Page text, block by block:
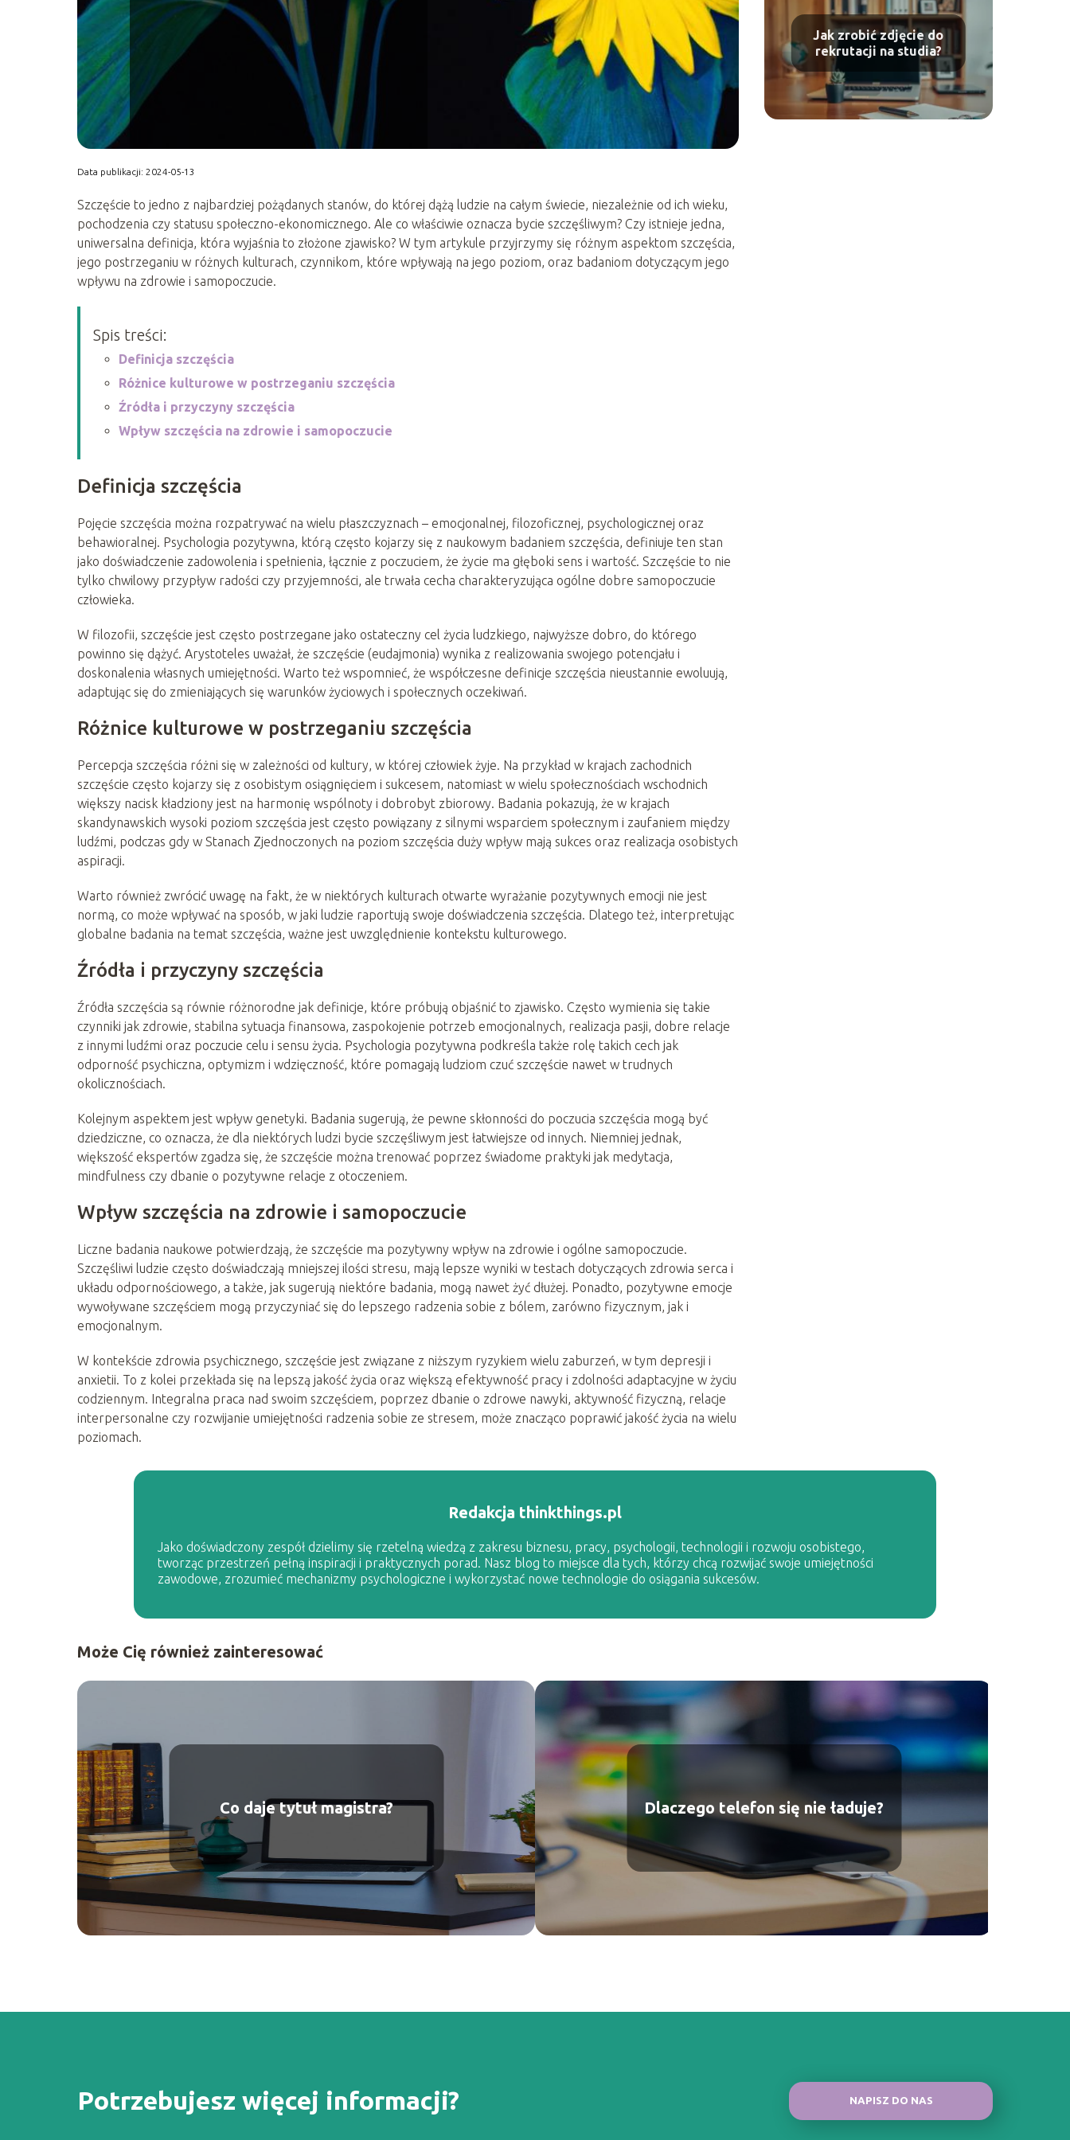
Data publikacji: 2024-05-13
Szczęście to jedno z najbardziej pożądanych stanów, do której dążą ludzie na całym świecie, niezależnie od ich wieku,
pochodzenia czy statusu społeczno-ekonomicznego. Ale co właściwie oznacza bycie szczęśliwym? Czy istnieje jedna,
uniwersalna definicja, która wyjaśnia to złożone zjawisko? W tym artykule przyjrzymy się różnym aspektom szczęścia,
jego postrzeganiu w różnych kulturach, czynnikom, które wpływają na jego poziom, oraz badaniom dotyczącym jego
wpływu na zdrowie i samopoczucie.
Spis treści:
Definicja szczęścia
Różnice kulturowe w postrzeganiu szczęścia
Źródła i przyczyny szczęścia
Wpływ szczęścia na zdrowie i samopoczucie
Definicja szczęścia
Pojęcie szczęścia można rozpatrywać na wielu płaszczyznach – emocjonalnej, filozoficznej, psychologicznej oraz
behawioralnej. Psychologia pozytywna, którą często kojarzy się z naukowym badaniem szczęścia, definiuje ten stan
jako doświadczenie zadowolenia i spełnienia, łącznie z poczuciem, że życie ma głęboki sens i wartość. Szczęście to nie
tylko chwilowy przypływ radości czy przyjemności, ale trwała cecha charakteryzująca ogólne dobre samopoczucie
człowieka.
W filozofii, szczęście jest często postrzegane jako ostateczny cel życia ludzkiego, najwyższe dobro, do którego
powinno się dążyć. Arystoteles uważał, że szczęście (eudajmonia) wynika z realizowania swojego potencjału i
doskonalenia własnych umiejętności. Warto też wspomnieć, że współczesne definicje szczęścia nieustannie ewoluują,
adaptując się do zmieniających się warunków życiowych i społecznych oczekiwań.
Różnice kulturowe w postrzeganiu szczęścia
Percepcja szczęścia różni się w zależności od kultury, w której człowiek żyje. Na przykład w krajach zachodnich
szczęście często kojarzy się z osobistym osiągnięciem i sukcesem, natomiast w wielu społecznościach wschodnich
większy nacisk kładziony jest na harmonię wspólnoty i dobrobyt zbiorowy. Badania pokazują, że w krajach
skandynawskich wysoki poziom szczęścia jest często powiązany z silnymi wsparciem społecznym i zaufaniem między
ludźmi, podczas gdy w Stanach Zjednoczonych na poziom szczęścia duży wpływ mają sukces oraz realizacja osobistych
aspiracji.
Warto również zwrócić uwagę na fakt, że w niektórych kulturach otwarte wyrażanie pozytywnych emocji nie jest
normą, co może wpływać na sposób, w jaki ludzie raportują swoje doświadczenia szczęścia. Dlatego też, interpretując
globalne badania na temat szczęścia, ważne jest uwzględnienie kontekstu kulturowego.
Źródła i przyczyny szczęścia
Źródła szczęścia są równie różnorodne jak definicje, które próbują objaśnić to zjawisko. Często wymienia się takie
czynniki jak zdrowie, stabilna sytuacja finansowa, zaspokojenie potrzeb emocjonalnych, realizacja pasji, dobre relacje
z innymi ludźmi oraz poczucie celu i sensu życia. Psychologia pozytywna podkreśla także rolę takich cech jak
odporność psychiczna, optymizm i wdzięczność, które pomagają ludziom czuć szczęście nawet w trudnych
okolicznościach.
Kolejnym aspektem jest wpływ genetyki. Badania sugerują, że pewne skłonności do poczucia szczęścia mogą być
dziedziczne, co oznacza, że dla niektórych ludzi bycie szczęśliwym jest łatwiejsze od innych. Niemniej jednak,
większość ekspertów zgadza się, że szczęście można trenować poprzez świadome praktyki jak medytacja,
mindfulness czy dbanie o pozytywne relacje z otoczeniem.
Wpływ szczęścia na zdrowie i samopoczucie
Liczne badania naukowe potwierdzają, że szczęście ma pozytywny wpływ na zdrowie i ogólne samopoczucie.
Szczęśliwi ludzie często doświadczają mniejszej ilości stresu, mają lepsze wyniki w testach dotyczących zdrowia serca i
układu odpornościowego, a także, jak sugerują niektóre badania, mogą nawet żyć dłużej. Ponadto, pozytywne emocje
wywoływane szczęściem mogą przyczyniać się do lepszego radzenia sobie z bólem, zarówno fizycznym, jak i
emocjonalnym.
W kontekście zdrowia psychicznego, szczęście jest związane z niższym ryzykiem wielu zaburzeń, w tym depresji i
anxietii. To z kolei przekłada się na lepszą jakość życia oraz większą efektywność pracy i zdolności adaptacyjne w życiu
codziennym. Integralna praca nad swoim szczęściem, poprzez dbanie o zdrowe nawyki, aktywność fizyczną, relacje
interpersonalne czy rozwijanie umiejętności radzenia sobie ze stresem, może znacząco poprawić jakość życia na wielu
poziomach.
Jak zrobić zdjęcie do
rekrutacji na studia?
Redakcja thinkthings.pl
Jako doświadczony zespół dzielimy się rzetelną wiedzą z zakresu biznesu, pracy, psychologii, technologii i rozwoju osobistego,
tworząc przestrzeń pełną inspiracji i praktycznych porad. Nasz blog to miejsce dla tych, którzy chcą rozwijać swoje umiejętności
zawodowe, zrozumieć mechanizmy psychologiczne i wykorzystać nowe technologie do osiągania sukcesów.
Może Cię również zainteresować
Co daje tytuł magistra? Dlaczego telefon się nie ładuje?
Potrzebujesz więcej informacji? NAPISZ DO NAS